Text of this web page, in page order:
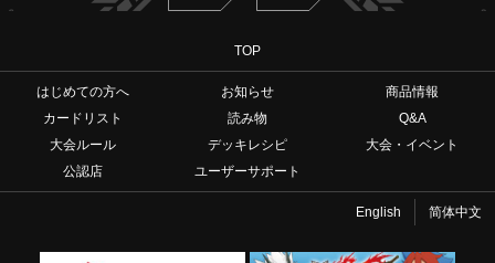
TOP
はじめての方へ お知らせ
商品情報
カードリスト
読み物
Q&A
大会ルール
デッキレシピ
大会・イベント
公認店
ユーザーサポート
English 简体中文